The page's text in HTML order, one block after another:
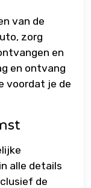
van de
zorg
en
en ontvang
voordat je de
alle details
de